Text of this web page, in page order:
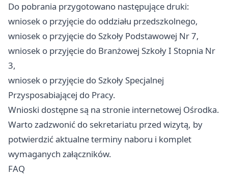
Do pobrania przygotowano następujące druki:
wniosek o przyjęcie do oddziału przedszkolnego,
wniosek o przyjęcie do Szkoły Podstawowej Nr 7,
wniosek o przyjęcie do Branżowej Szkoły I Stopnia Nr
3,
wniosek o przyjęcie do Szkoły Specjalnej
Przysposabiającej do Pracy.
Wnioski dostępne są na stronie internetowej Ośrodka.
Warto zadzwonić do sekretariatu przed wizytą, by
potwierdzić aktualne terminy naboru i komplet
wymaganych załączników.
FAQ